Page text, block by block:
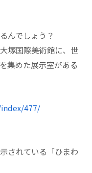
んでしょう？
塚国際美術館に、世
集めた展示室がある
477/
されている「ひまわ